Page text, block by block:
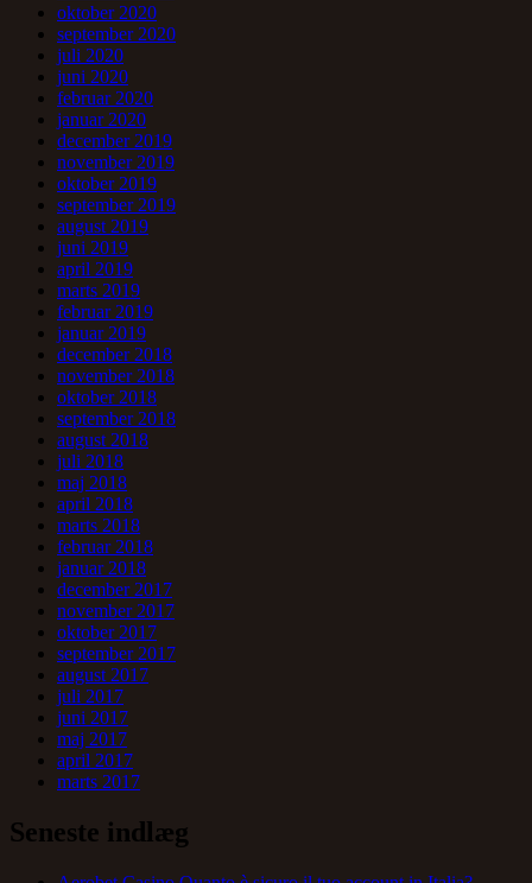
oktober 2020
september 2020
juli 2020
juni 2020
februar 2020
januar 2020
december 2019
november 2019
oktober 2019
september 2019
august 2019
juni 2019
april 2019
marts 2019
februar 2019
januar 2019
december 2018
november 2018
oktober 2018
september 2018
august 2018
juli 2018
maj 2018
april 2018
marts 2018
februar 2018
januar 2018
december 2017
november 2017
oktober 2017
september 2017
august 2017
juli 2017
juni 2017
maj 2017
april 2017
marts 2017
Seneste indlæg